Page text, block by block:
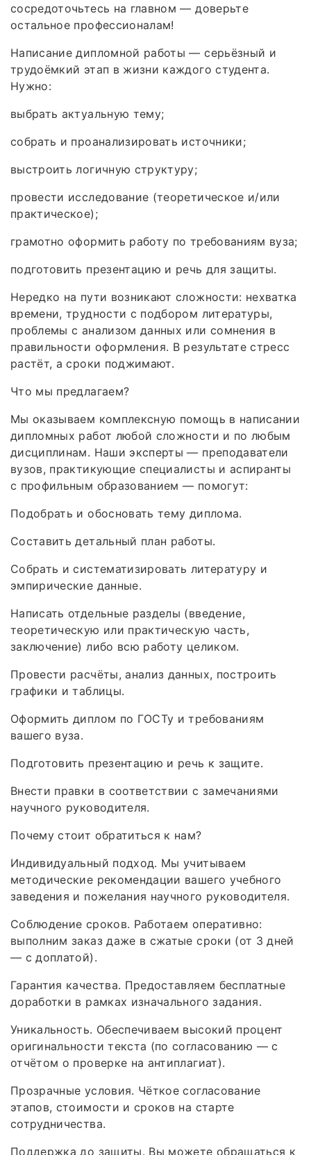
сосредоточьтесь на главном — доверьте
остальное профессионалам!
Написание дипломной работы — серьёзный и
трудоёмкий этап в жизни каждого студента.
Нужно:
выбрать актуальную тему;
собрать и проанализировать источники;
выстроить логичную структуру;
провести исследование (теоретическое и/или
практическое);
грамотно оформить работу по требованиям вуза;
подготовить презентацию и речь для защиты.
Нередко на пути возникают сложности: нехватка
времени, трудности с подбором литературы,
проблемы с анализом данных или сомнения в
правильности оформления. В результате стресс
растёт, а сроки поджимают.
Что мы предлагаем?
Мы оказываем комплексную помощь в написании
дипломных работ любой сложности и по любым
дисциплинам. Наши эксперты — преподаватели
вузов, практикующие специалисты и аспиранты
с профильным образованием — помогут:
Подобрать и обосновать тему диплома.
Составить детальный план работы.
Собрать и систематизировать литературу и
эмпирические данные.
Написать отдельные разделы (введение,
теоретическую или практическую часть,
заключение) либо всю работу целиком.
Провести расчёты, анализ данных, построить
графики и таблицы.
Оформить диплом по ГОСТу и требованиям
вашего вуза.
Подготовить презентацию и речь к защите.
Внести правки в соответствии с замечаниями
научного руководителя.
Почему стоит обратиться к нам?
Индивидуальный подход. Мы учитываем
методические рекомендации вашего учебного
заведения и пожелания научного руководителя.
Соблюдение сроков. Работаем оперативно:
выполним заказ даже в сжатые сроки (от 3 дней
— с доплатой).
Гарантия качества. Предоставляем бесплатные
доработки в рамках изначального задания.
Уникальность. Обеспечиваем высокий процент
оригинальности текста (по согласованию — с
отчётом о проверке на антиплагиат).
Прозрачные условия. Чёткое согласование
этапов, стоимости и сроков на старте
сотрудничества.
Поддержка до защиты. Вы можете обращаться к